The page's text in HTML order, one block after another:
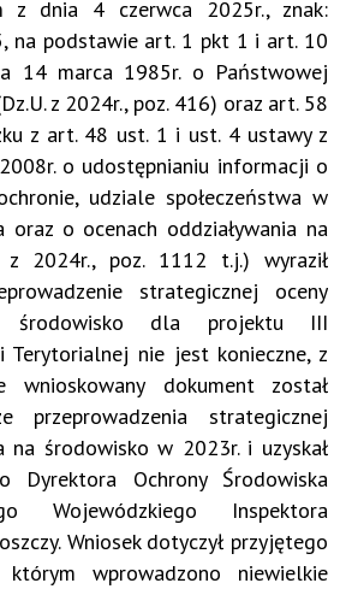
z dnia 4 czerwca 2025r., znak:
na podstawie art. 1 pkt 1 i art. 10
14 marca 1985r. o Państwowej
z 2024r., poz. 416) oraz art. 58
z art. 48 ust. 1 i ust. 4 ustawy z
o udostępnianiu informacji o
udziale społeczeństwa w
oraz o ocenach oddziaływania na
z 2024r., poz. 1112 t.j.) wyraził
strategicznej oceny
środowisko dla projektu III
Terytorialnej nie jest konieczne, z
dokument został
przeprowadzenia strategicznej
na środowisko w 2023r. i uzyskał
Dyrektora Ochrony Środowiska
Wojewódzkiego Inspektora
Wniosek dotyczył przyjętego
wprowadzono niewielkie